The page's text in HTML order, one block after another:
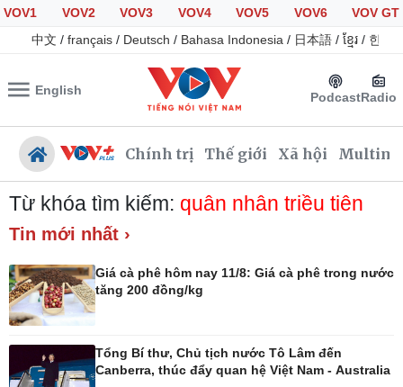
VOV1 VOV2 VOV3 VOV4 VOV5 VOV6
VOV GT
中文 / français / Deutsch / Bahasa Indonesia / 日本語 / ខ្មែរ / 한국
English PodcastRadio
Chính trị Thế giới Xã hội
Đảng
Tổ chức nhân sự
Quốc hội
Việc làm
Biển đảo
Từ khóa tìm kiếm: quân nhân triều tiên
Tin mới nhất ›
Giá cà phê hôm nay 11/8: Giá cà phê trong nước
tăng 200 đồng/kg
Tổng Bí thư, Chủ tịch nước Tô Lâm đến
Canberra, thúc đẩy quan hệ Việt Nam - Australia